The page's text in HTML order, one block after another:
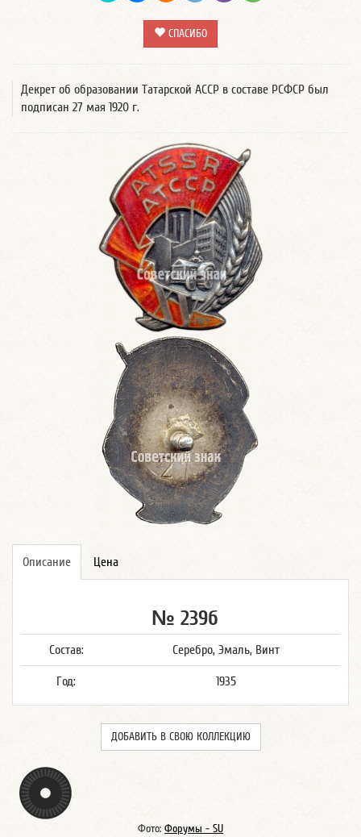
СПАСИБО
Декрет об образовании Татарской АССР в составе РСФСР был
подписан 27 мая 1920 г.
Описание Цена
№ 239б
Состав: Серебро, Эмаль, Винт
Год: 1935
ДОБАВИТЬ В СВОЮ КОЛЛЕКЦИЮ
Фото: Форумы - SU